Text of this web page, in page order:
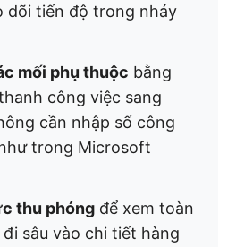
dõi tiến độ trong nháy
mối phụ thuộc bằng
công việc sang
cần nhập số công
trong Microsoft
thu phóng để xem toàn
sâu vào chi tiết hàng